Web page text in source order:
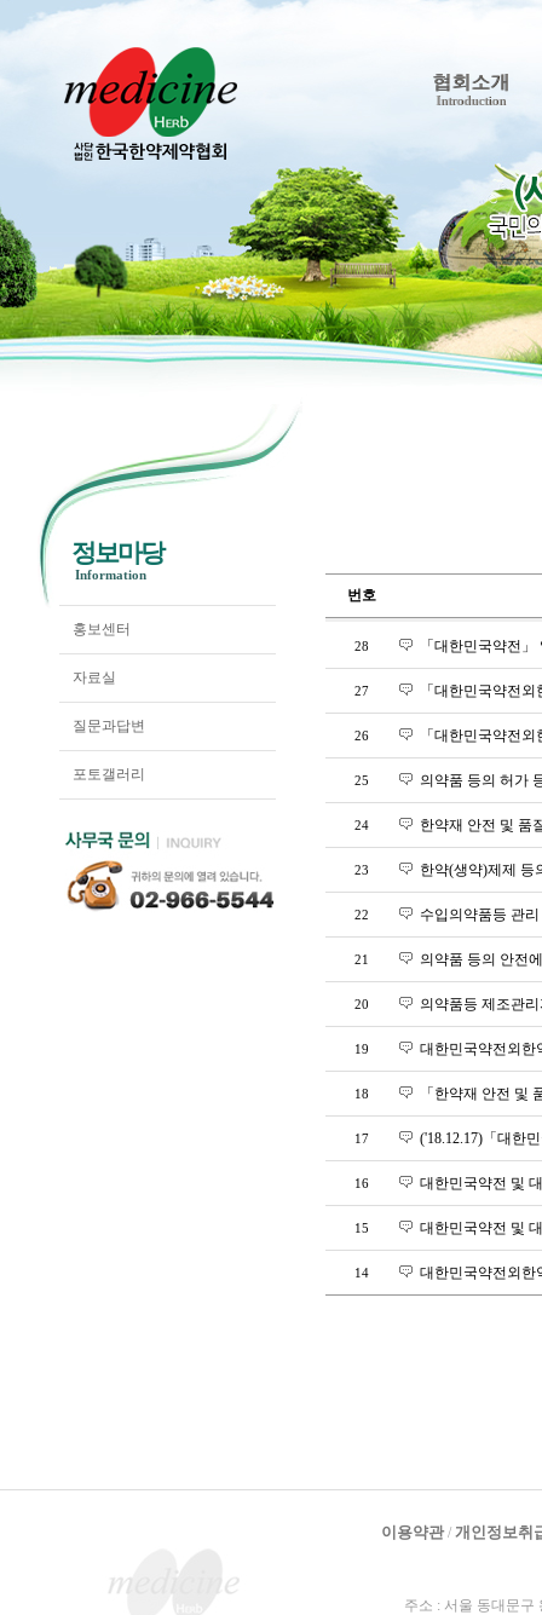
협회소개
Introduction
정보마당
Information
홍보센터
자료실
질문과답변
포토갤러리
번호
28 「대한민국약전
27 「대한민국약전
26 「대한민국약전
25 의약품 등의 허가
24 한약재 안전 및 품
23 한약(생약)제제 등
22 수입의약품등 관
21 의약품 등의 안전
20 의약품등 제조관
19 대한민국약전외한
18 「한약재 안전 및
17 ('18.12.17)「대한민
16 대한민국약전 및
15 대한민국약전 및
14 대한민국약전외한
이용약관/ 개인정보취
주소 : 서울 동대문구